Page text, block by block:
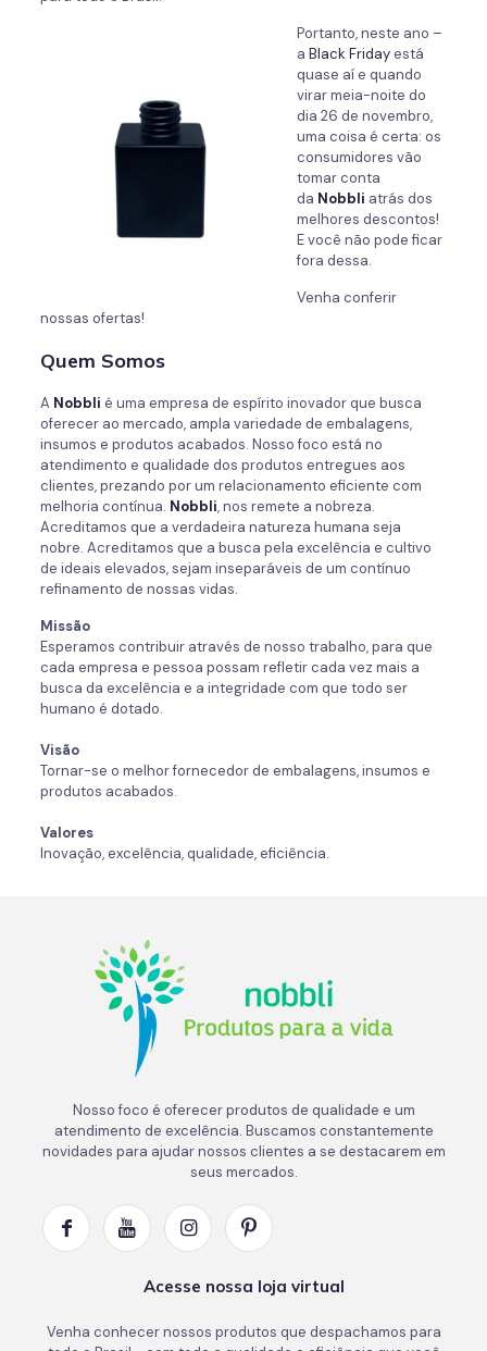
Portanto, neste ano –
a Black Fridayestá
quase aí e quando
virar meia-noite do
dia 26 de novembro,
uma coisa é certa: os
consumidores vão
tomar conta
da Nobbli atrás dos
melhores descontos!
E você não pode ficar
fora dessa.
Venha conferir
nossas ofertas!
Quem Somos
A Nobbli é uma empresa de espírito inovador que busca
oferecer ao mercado, ampla variedade de embalagens,
insumos e produtos acabados. Nosso foco está no
atendimento e qualidade dos produtos entregues aos
clientes, prezando por um relacionamento eficiente com
melhoria contínua. Nobbli, nos remete a nobreza.
Acreditamos que a verdadeira natureza humana seja
nobre. Acreditamos que a busca pela excelência e cultivo
de ideais elevados, sejam inseparáveis de um contínuo
refinamento de nossas vidas.
Missão
Esperamos contribuir através de nosso trabalho, para que
cada empresa e pessoa possam refletir cada vez mais a
busca da excelência e a integridade com que todo ser
humano é dotado.
Visão
Tornar-se o melhor fornecedor de embalagens, insumos e
produtos acabados.
Valores
Inovação, excelência, qualidade, eficiência.
Nosso foco é oferecer produtos de qualidade e um
atendimento de excelência. Buscamos constantemente
novidades para ajudar nossos clientes a se destacarem em
seus mercados.
Acesse nossa loja virtual
Venha conhecer nossos produtos que despachamos para